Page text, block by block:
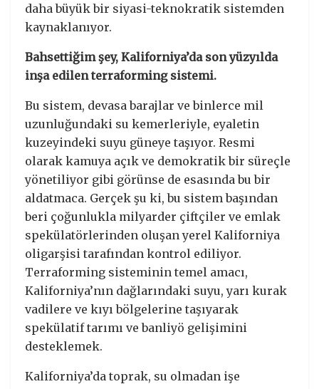
daha büyük bir siyasi-teknokratik sistemden
kaynaklanıyor.
Bahsettiğim şey, Kaliforniya’da son yüzyılda
inşa edilen terraforming sistemi.
Bu sistem, devasa barajlar ve binlerce mil
uzunluğundaki su kemerleriyle, eyaletin
kuzeyindeki suyu güneye taşıyor. Resmi
olarak kamuya açık ve demokratik bir süreçle
yönetiliyor gibi görünse de esasında bu bir
aldatmaca. Gerçek şu ki, bu sistem başından
beri çoğunlukla milyarder çiftçiler ve emlak
spekülatörlerinden oluşan yerel Kaliforniya
oligarşisi tarafından kontrol ediliyor.
Terraforming sisteminin temel amacı,
Kaliforniya’nın dağlarındaki suyu, yarı kurak
vadilere ve kıyı bölgelerine taşıyarak
spekülatif tarımı ve banliyö gelişimini
desteklemek.
Kaliforniya’da toprak, su olmadan işe